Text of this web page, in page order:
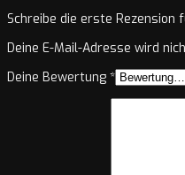
Schreibe die erste Rezension
Deine E-Mail-Adresse wird
Deine Bewertung *